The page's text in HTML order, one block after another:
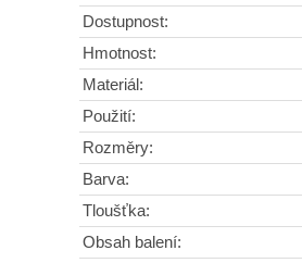
Dostupnost:
Hmotnost:
Materiál:
Použití:
Rozměry:
Barva:
Tloušťka:
Obsah balení: